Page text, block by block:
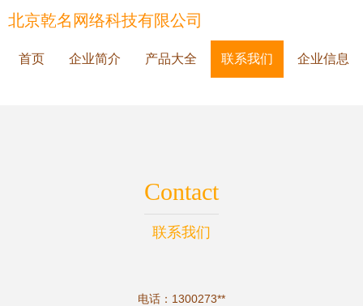
北京乾名网络科技有限公司
首页 企业简介 产品大全 联系我们 企业信息
Contact
联系我们
电话：1300273**